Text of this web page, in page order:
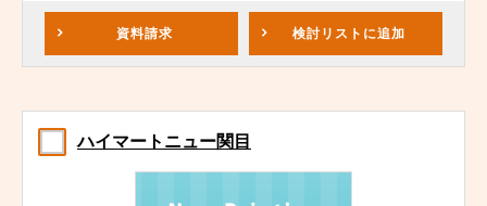
資料請求 検討リスト に追加
ハイマートニュー関目